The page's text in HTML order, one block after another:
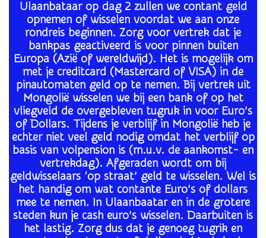
Ulaanbataar op dag 2 zullen we contant geld
opnemen of wisselen voordat we aan onze
rondreis beginnen. Zorg voor vertrek dat je
bankpas geactiveerd is voor pinnen buiten
Europa (Azië of wereldwijd). Het is mogelijk om
met je creditcard (Mastercard of VISA) in de
pinautomaten geld op te nemen. Bij vertrek uit
Mongolië wisselen we bij een bank of op het
vliegveld de overgebleven tugruk in voor Euro’s
of Dollars. Tijdens je verblijf in Mongolië heb je
echter niet veel geld nodig omdat het verblijf op
basis van volpension is (m.u.v. de aankomst- en
vertrekdag). Afgeraden wordt om bij
geldwisselaars ‘op straat’ geld te wisselen. Wel is
het handig om wat contante Euro’s of dollars
mee te nemen. In Ulaanbaatar en in de grotere
steden kun je cash euro’s wisselen. Daarbuiten is
het lastig. Zorg dus dat je genoeg tugrik en